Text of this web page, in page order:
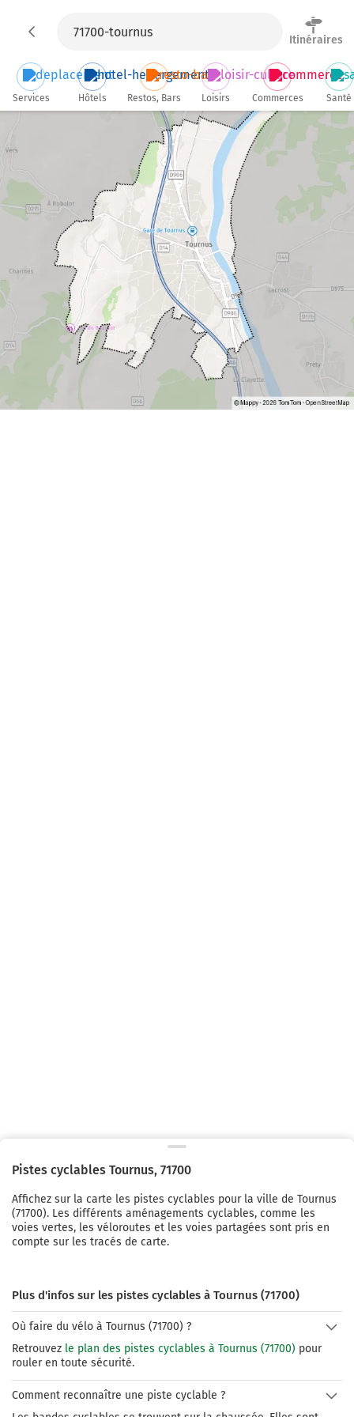
Itinéraires
Services Hôtels Restos, Bars Loisirs Commerces Santé
Pistes cyclables Tournus, 71700
Affichez sur la carte les pistes cyclables pour la ville de Tournus
(71700). Les différents aménagements cyclables, comme les
voies vertes, les véloroutes et les voies partagées sont pris en
compte sur les tracés de carte.
Plus d'infos sur les pistes cyclables à Tournus (71700)
Où faire du vélo à Tournus (71700) ?
Retrouvez le plan des pistes cyclables à Tournus (71700) pour
rouler en toute sécurité.
Comment reconnaître une piste cyclable ?